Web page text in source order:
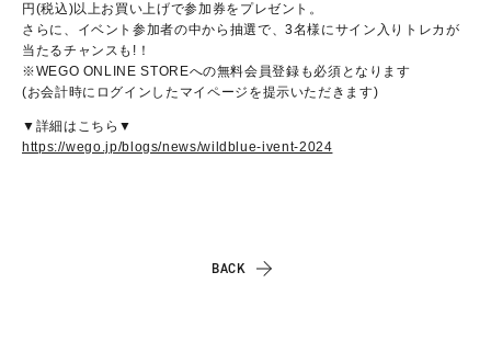
円(税込)以上お買い上げで参加券をプレゼント。
さらに、イベント参加者の中から抽選で、3名様にサイン入りトレカが
当たるチャンスも!！
※WEGO ONLINE STOREへの無料会員登録も必須となります
(お会計時にログインしたマイページを提示いただきます)
▼詳細はこちら▼
https://wego.jp/blogs/news/wildblue-ivent-2024
BACK